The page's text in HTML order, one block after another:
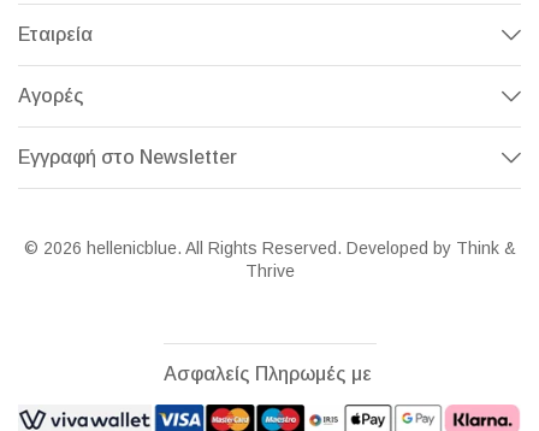
Εταιρεία
Αγορές
Εγγραφή στο Newsletter
© 2026 hellenicblue. All Rights Reserved. Developed by Think &
Thrive
Ασφαλείς Πληρωμές με